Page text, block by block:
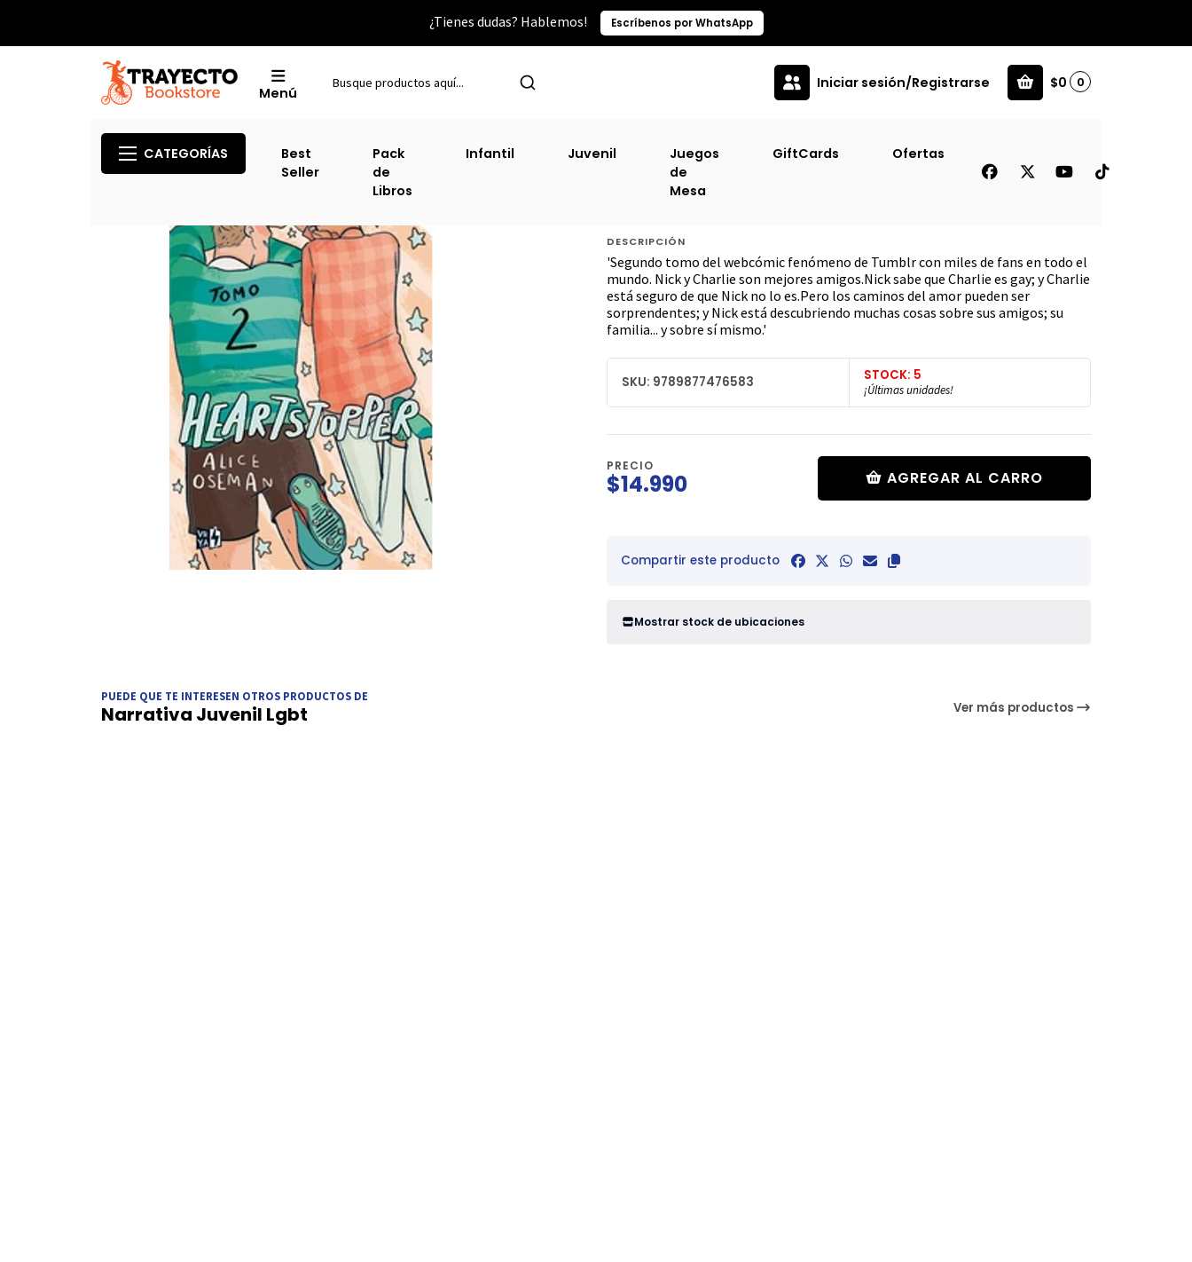
¿Tienes dudas? Hablemos! Escríbenos por WhatsApp
Menú
Iniciar sesión/Registrarse $0 0
CATEGORÍAS
Best
Seller
Pack
de
Libros
Infantil Juvenil
Juegos
de
Mesa
GiftCards Ofertas
Heartstopper #2 (Vrya) (Zig-zag) (Tb)
DESCRIPCIÓN
'Segundo tomo del webcómic fenómeno de Tumblr con miles de fans en todo el
mundo. Nick y Charlie son mejores amigos.Nick sabe que Charlie es gay; y Charlie
está seguro de que Nick no lo es.Pero los caminos del amor pueden ser
sorprendentes; y Nick está descubriendo muchas cosas sobre sus amigos; su
familia... y sobre sí mismo.'
SKU: 9789877476583 STOCK: 5
¡Últimas unidades!
PRECIO
$14.990 AGREGAR AL CARRO
Compartir este producto
Mostrar stock de ubicaciones
PUEDE QUE TE INTERESEN OTROS PRODUCTOS DE
Narrativa Juvenil Lgbt Ver más productos